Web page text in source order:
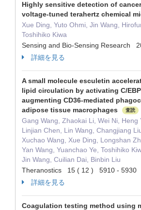
Highly sensitive detection of
voltage-tuned terahertz chemical
Xue Ding, Yuto Ohmi, Jin Wang,
Toshihiko Kiwa
Sensing and Bio-Sensing Research
詳細を見る
A small molecule esculetin
lipid circulation by activating C/
augmenting CD36-mediated
adipose tissue macrophages
査読
Gang Wang, Zhaokai Li, Wei Ni, Heng
Linjian Chen, Lin Wang, Changjiang
Xuchao Wang, Xue Ding, Longshan
Yan Wang, Yuanchao Ye, Toshihiko
Jin Wang, Cuilian Dai, Binbin Liu
Theranostics 15 ( 12 ) 5910 - 5930
詳細を見る
Coagulation testing method using